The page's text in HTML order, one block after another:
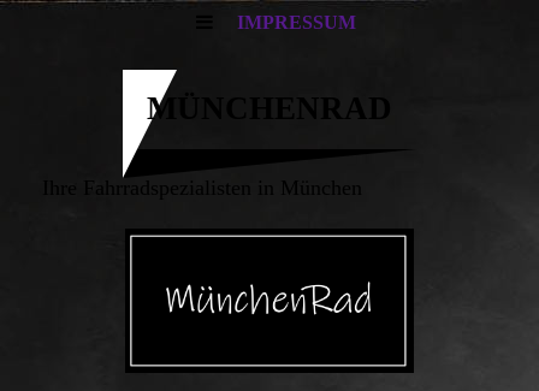
IMPRESSUM
MÜNCHENRAD
Ihre Fahrradspezialisten in München